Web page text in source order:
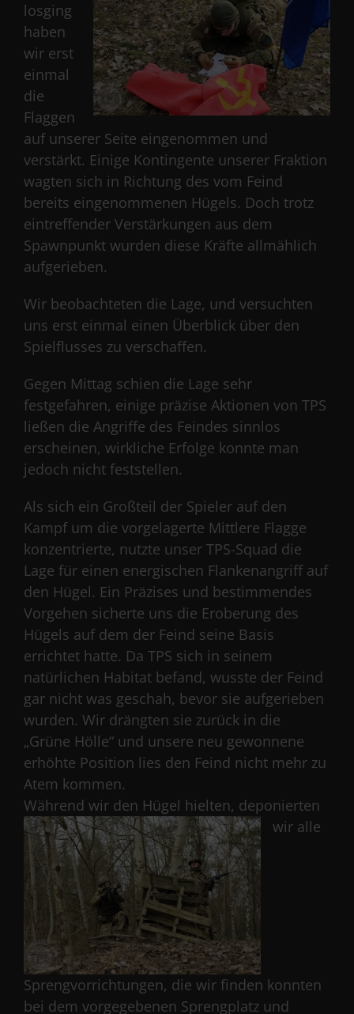
losging
haben
wir erst
einmal
die
Flaggen
auf unserer Seite eingenommen und
verstärkt. Einige Kontingente unserer Fraktion
wagten sich in Richtung des vom Feind
bereits eingenommenen Hügels. Doch trotz
eintreffender Verstärkungen aus dem
Spawnpunkt wurden diese Kräfte allmählich
aufgerieben.
Wir beobachteten die Lage, und versuchten
uns erst einmal einen Überblick über den
Spielflusses zu verschaffen.
Gegen Mittag schien die Lage sehr
festgefahren, einige präzise Aktionen von TPS
ließen die Angriffe des Feindes sinnlos
erscheinen, wirkliche Erfolge konnte man
jedoch nicht feststellen.
Als sich ein Großteil der Spieler auf den
Kampf um die vorgelagerte Mittlere Flagge
konzentrierte, nutzte unser TPS-Squad die
Lage für einen energischen Flankenangriff auf
den Hügel. Ein Präzises und bestimmendes
Vorgehen sicherte uns die Eroberung des
Hügels auf dem der Feind seine Basis
errichtet hatte. Da TPS sich in seinem
natürlichen Habitat befand, wusste der Feind
gar nicht was geschah, bevor sie aufgerieben
wurden. Wir drängten sie zurück in die
„Grüne Hölle“ und unsere neu gewonnene
erhöhte Position lies den Feind nicht mehr zu
Atem kommen.
Während wir den Hügel hielten, deponierten
wir alle
Sprengvorrichtungen, die wir finden konnten
bei dem vorgegebenen Sprengplatz und